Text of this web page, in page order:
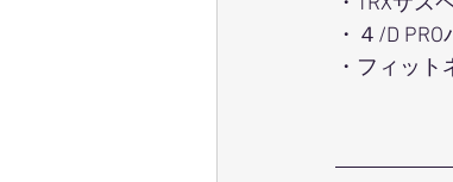
・４/D
・フィッ